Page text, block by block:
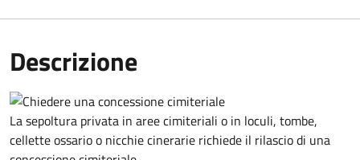
Descrizione
La sepoltura privata in aree cimiteriali o in loculi, tombe,
cellette ossario o nicchie cinerarie richiede il rilascio di una